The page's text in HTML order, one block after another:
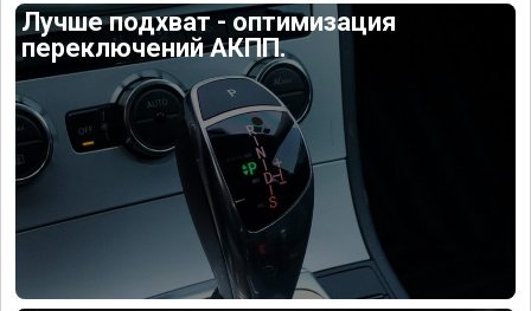
Лучше подхват - оптимизация
переключений АКПП.